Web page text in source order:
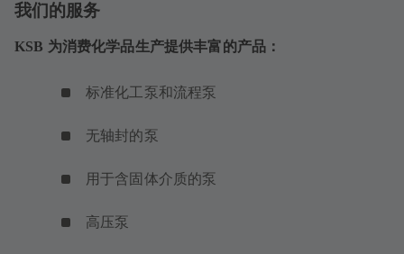
我们的服务
KSB 为消费化学品生产提供丰富的产品：
标准化工泵和流程泵
无轴封的泵
用于含固体介质的泵
高压泵